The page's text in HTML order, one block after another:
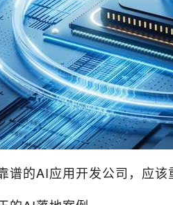
谱的AI应用开发公司，应该